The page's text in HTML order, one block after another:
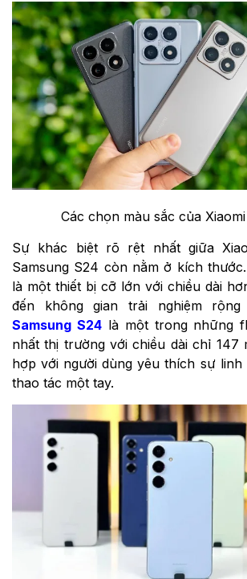
Các chọn màu sắc của
Sự khác biệt rõ rệt nhất giữa
Samsung S24 còn nằm ở kích
là một thiết bị cỡ lớn với chiều dài
đến không gian trải nghiệm
Samsung S24là một trong những
nhất thị trường với chiều dài chỉ 147
hợp với người dùng yêu thích sự linh
thao tác một tay.